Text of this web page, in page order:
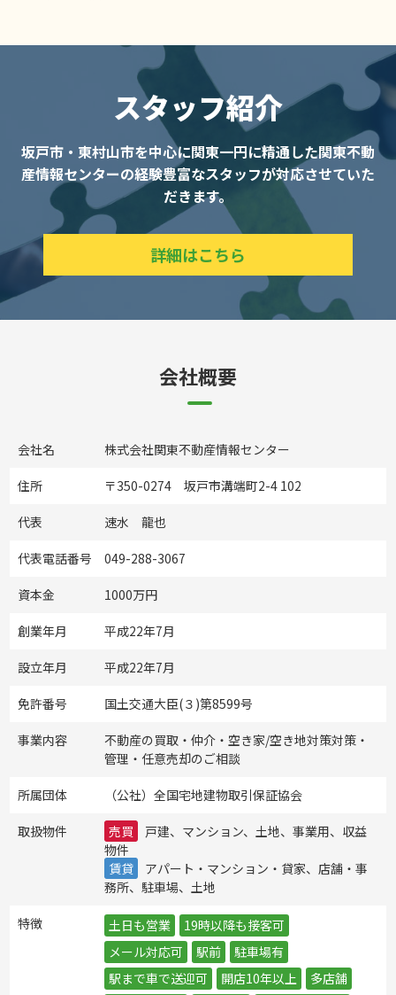
スタッフ紹介
坂戸市・東村山市を中心に関東一円に精通した関東不動
産情報センターの経験豊富なスタッフが対応させていた
だきます。
詳細はこちら
会社概要
会社名 株式会社関東不動産情報センター
住所 〒350-0274 坂戸市溝端町2-4 102
代表 速水 龍也
代表電話番号 049-288-3067
資本金 1000万円
創業年月 平成22年7月
設立年月 平成22年7月
免許番号 国土交通大臣(３)第8599号
事業内容
不動産の買取・仲介・空き家/空き地対策対策・
管理・任意売却のご相談
所属団体 （公社）全国宅地建物取引保証協会
取扱物件 売買
戸建、マンション、土地、事業用、収益
物件
賃貸
アパート・マンション・貸家、店舗・事
務所、駐車場、土地
特徴 土日も営業
19時以降も接客可
メール対応可
駅前
駐車場有
駅まで車で送迎可
開店10年以上
多店舗